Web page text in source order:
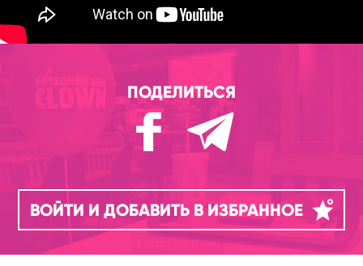
ПОДЕЛИТЬСЯ
ВОЙТИ И ДОБАВИТЬ В ИЗБРАННОЕ